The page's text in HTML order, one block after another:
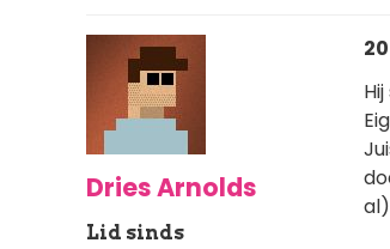
Dries Arnolds
Lid sinds